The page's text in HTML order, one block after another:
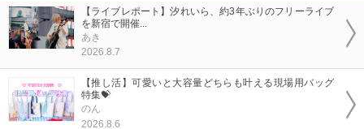
【ライブレポート】汐れいら、約3年ぶりのフリーライブ
を新宿で開催...
あき
2026.8.7
【推し活】可愛いと大容量どちらも叶える現場用バッグ
特集💝
のん
2026.8.6